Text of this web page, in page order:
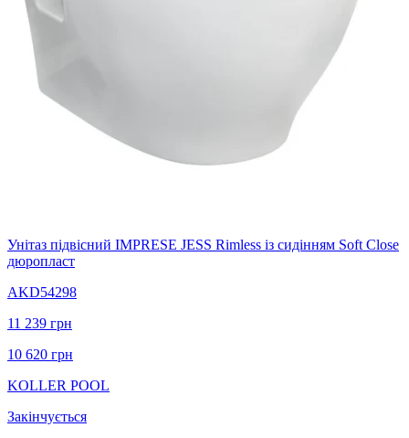
Унітаз підвісний IMPRESE JESS Rimless із сидінням Soft Close
дюропласт
AKD54298
11 239 грн
10 620 грн
KOLLER POOL
Закінчується